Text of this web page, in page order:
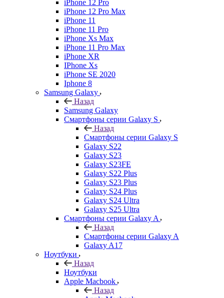
iPhone 12 Pro
iPhone 12 Pro Max
iPhone 11
iPhone 11 Pro
iPhone Xs Max
iPhone 11 Pro Max
iPhone XR
IPhone Xs
iPhone SE 2020
Iphone 8
Samsung Galaxy
Назад
Samsung Galaxy
Смартфоны серии Galaxy S
Назад
Смартфоны серии Galaxy S
Galaxy S22
Galaxy S23
Galaxy S23FE
Galaxy S22 Plus
Galaxy S23 Plus
Galaxy S24 Plus
Galaxy S24 Ultra
Galaxy S25 Ultra
Смартфоны серии Galaxy A
Назад
Смартфоны серии Galaxy A
Galaxy A17
Ноутбуки
Назад
Ноутбуки
Apple Macbook
Назад